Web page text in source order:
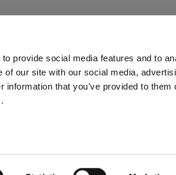
provide social media features and to
our site with our social media,
that you’ve provided to them
Share The Light Withdrawal